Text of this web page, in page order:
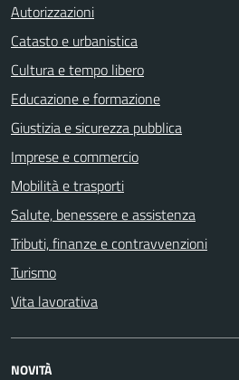
Autorizzazioni
Catasto e urbanistica
Cultura e tempo libero
Educazione e formazione
Giustizia e sicurezza pubblica
Imprese e commercio
Mobilità e trasporti
Salute, benessere e assistenza
Tributi, finanze e contravvenzioni
Turismo
Vita lavorativa
NOVITÀ